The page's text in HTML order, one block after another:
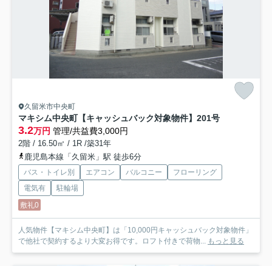
久留米市中央町
マキシム中央町【キャッシュバック対象物件】 201号
3.2万円 管理/共益費3,000円
2階 / 16.50㎡ / 1R /築31年
鹿児島本線「久留米」駅 徒歩6分
バス・トイレ別 エアコン バルコニー
フローリング
電気有
駐輪場
敷礼0
人気物件【マキシム中央町】は「10,000円キャッシュバック対象物件」
で他社で契約するより大変お得です。ロフト付きで荷物... もっと見る